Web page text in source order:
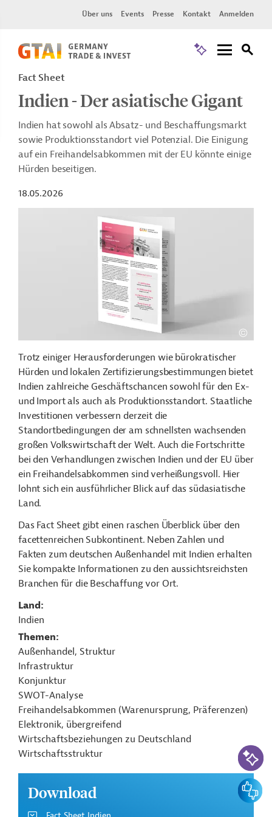
Über uns Events Presse Kontakt Anmelden
Fact Sheet
Indien - Der asiatische Gigant
Indien hat sowohl als Absatz- und Beschaffungsmarkt
sowie Produktionsstandort viel Potenzial. Die Einigung
auf ein Freihandelsabkommen mit der EU könnte einige
Hürden beseitigen.
18.05.2026
Trotz einiger Herausforderungen wie bürokratischer
Hürden und lokalen Zertifizierungsbestimmungen bietet
Indien zahlreiche Geschäftschancen sowohl für den Ex-
und Import als auch als Produktionsstandort. Staatliche
Investitionen verbessern derzeit die
Standortbedingungen der am schnellsten wachsenden
großen Volkswirtschaft der Welt. Auch die Fortschritte
bei den Verhandlungen zwischen Indien und der EU über
ein Freihandelsabkommen sind verheißungsvoll. Hier
lohnt sich ein ausführlicher Blick auf das südasiatische
Land.
Das Fact Sheet gibt einen raschen Überblick über den
facettenreichen Subkontinent. Neben Zahlen und
Fakten zum deutschen Außenhandel mit Indien erhalten
Sie kompakte Informationen zu den aussichtsreichsten
Branchen für die Beschaffung vor Ort.
Land
Indien
Themen
Außenhandel, Struktur
Infrastruktur
Konjunktur
SWOT-Analyse
Freihandelsabkommen (Warenursprung, Präferenzen)
Elektronik, übergreifend
Wirtschaftsbeziehungen zu Deutschland
Wirtschaftsstruktur
Download
KI-